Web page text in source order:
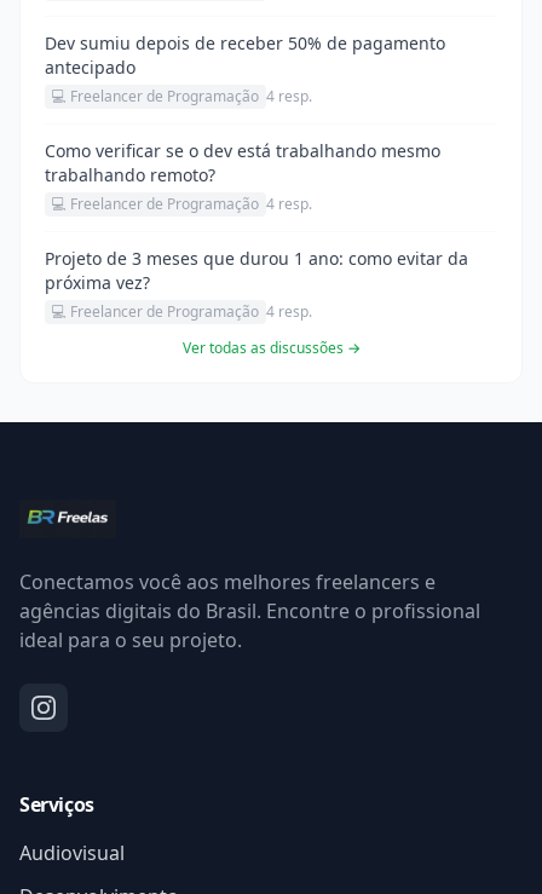
Dev sumiu depois de receber 50% de pagamento
antecipado
💻 Freelancer de Programação 4 resp.
Como verificar se o dev está trabalhando mesmo
trabalhando remoto?
💻 Freelancer de Programação 4 resp.
Projeto de 3 meses que durou 1 ano: como evitar da
próxima vez?
💻 Freelancer de Programação 4 resp.
Ver todas as discussões →
Conectamos você aos melhores freelancers e
agências digitais do Brasil. Encontre o profissional
ideal para o seu projeto.
Serviços
Audiovisual